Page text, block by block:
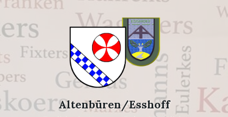
Skip
content
Skip
footer
Altenbüren/Esshoff